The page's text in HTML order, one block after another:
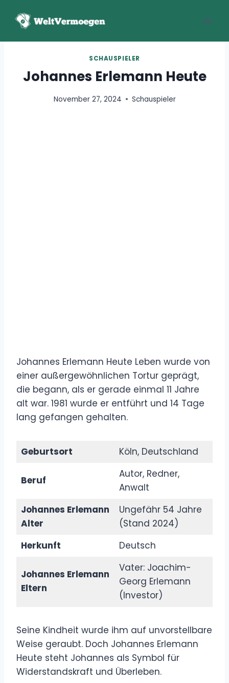
Inhalt
SCHAUSPIELER
Johannes Erlemann Heute
November 27, 2024 Schauspieler
Johannes Erlemann Heute Leben wurde von
einer außergewöhnlichen Tortur geprägt,
die begann, als er gerade einmal 11 Jahre
alt war. 1981 wurde er entführt und 14 Tage
lang gefangen gehalten.
Geburtsort Köln, Deutschland
Beruf
Autor, Redner,
Anwalt
Johannes Erlemann
Alter
Ungefähr 54 Jahre
(Stand 2024)
Herkunft
Deutsch
Johannes Erlemann
Eltern
Vater: Joachim-
Georg Erlemann
(Investor)
Seine Kindheit wurde ihm auf unvorstellbare
Weise geraubt. Doch Johannes Erlemann
Heute steht Johannes als Symbol für
Widerstandskraft und Überleben.